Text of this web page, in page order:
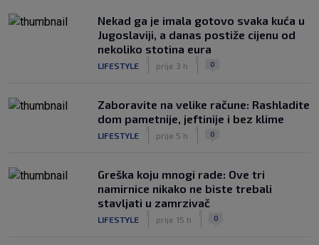
Nekad ga je imala gotovo svaka kuća u
Jugoslaviji, a danas postiže cijenu od
nekoliko stotina eura
LIFESTYLE prije 3 h 0
Zaboravite na velike račune: Rashladite
dom pametnije, jeftinije i bez klime
LIFESTYLE prije 5 h 0
Greška koju mnogi rade: Ove tri
namirnice nikako ne biste trebali
stavljati u zamrzivač
LIFESTYLE prije 15 h 0